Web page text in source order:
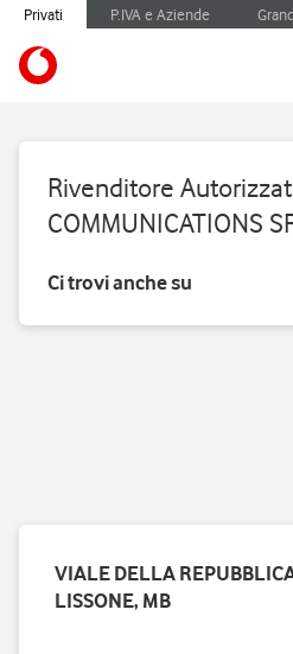
Privati P.IVA e Aziende
Rivenditore
COMMUNICATIONS
Ci trovi anche su
VIALE DELLA
LISSONE, MB